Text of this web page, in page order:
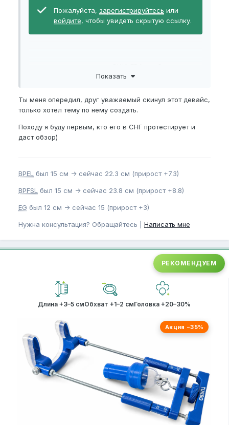
Пожалуйста, зарегистрируйтесь или
войдите, чтобы увидеть скрытую ссылку.
выглядит странно, интересно реально ли оно
что думаете?
Показать
Ты меня опередил, друг уважаемый скинул этот девайс,
только хотел тему по нему создать.
Походу я буду первым, кто его в СНГ протестирует и
даст обзор)
BPEL был 15 см -> сейчас 22.3 см (прирост +7.3)
BPFSL был 15 см -> сейчас 23.8 см (прирост +8.8)
EG был 12 см -> сейчас 15 (прирост +3)
Нужна консультация? Обращайтесь | Написать мне
РЕКОМЕНДУЕМ
Длина +3–5 смОбхват +1–2 смГоловка +20–30%
Акция −35%